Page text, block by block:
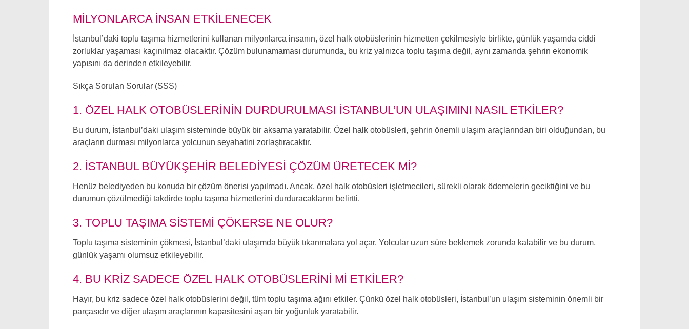
MILYONLARCA İNSAN ETKILENECEK
İstanbul’daki toplu taşıma hizmetlerini kullanan milyonlarca insanın, özel halk otobüslerinin hizmetten çekilmesiyle birlikte, günlük yaşamda ciddi
zorluklar yaşaması kaçınılmaz olacaktır. Çözüm bulunamaması durumunda, bu kriz yalnızca toplu taşıma değil, aynı zamanda şehrin ekonomik
yapısını da derinden etkileyebilir.
Sıkça Sorulan Sorular (SSS)
1. ÖZEL HALK OTOBÜSLERININ DURDURULMASI İSTANBUL’UN ULAŞIMINI NASIL ETKILER?
Bu durum, İstanbul’daki ulaşım sisteminde büyük bir aksama yaratabilir. Özel halk otobüsleri, şehrin önemli ulaşım araçlarından biri olduğundan, bu
araçların durması milyonlarca yolcunun seyahatini zorlaştıracaktır.
2. İSTANBUL BÜYÜKŞEHIR BELEDIYESI ÇÖZÜM ÜRETECEK MI?
Henüz belediyeden bu konuda bir çözüm önerisi yapılmadı. Ancak, özel halk otobüsleri işletmecileri, sürekli olarak ödemelerin geciktiğini ve bu
durumun çözülmediği takdirde toplu taşıma hizmetlerini durduracaklarını belirtti.
3. TOPLU TAŞIMA SISTEMI ÇÖKERSE NE OLUR?
Toplu taşıma sisteminin çökmesi, İstanbul’daki ulaşımda büyük tıkanmalara yol açar. Yolcular uzun süre beklemek zorunda kalabilir ve bu durum,
günlük yaşamı olumsuz etkileyebilir.
4. BU KRIZ SADECE ÖZEL HALK OTOBÜSLERINI MI ETKILER?
Hayır, bu kriz sadece özel halk otobüslerini değil, tüm toplu taşıma ağını etkiler. Çünkü özel halk otobüsleri, İstanbul’un ulaşım sisteminin önemli bir
parçasıdır ve diğer ulaşım araçlarının kapasitesini aşan bir yoğunluk yaratabilir.